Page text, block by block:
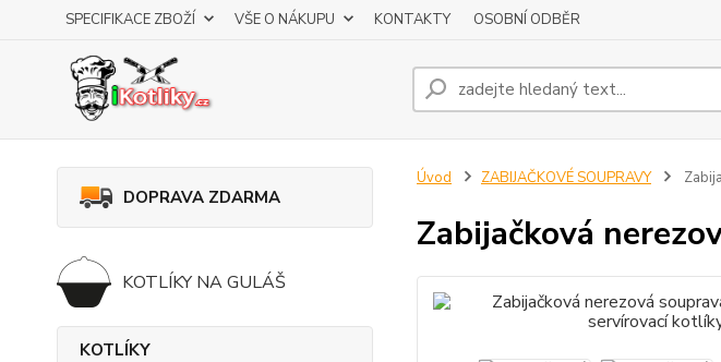
SPECIFIKACE ZBOŽÍ VŠE O NÁKUPU KONTAKTY OSOBNÍ ODBĚR
DOPRAVA ZDARMA
KOTLÍKY NA GULÁŠ
KOTLÍKY
Úvod ZABIJAČKOVÉ SOUPRAVY
Zabijačková